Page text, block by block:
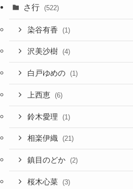
さ行 (522)
染谷有香 (1)
沢美沙樹 (4)
白戸ゆめの (1)
上西恵 (6)
鈴木愛理 (1)
相楽伊織 (21)
鎮目のどか (2)
桜木心菜 (3)